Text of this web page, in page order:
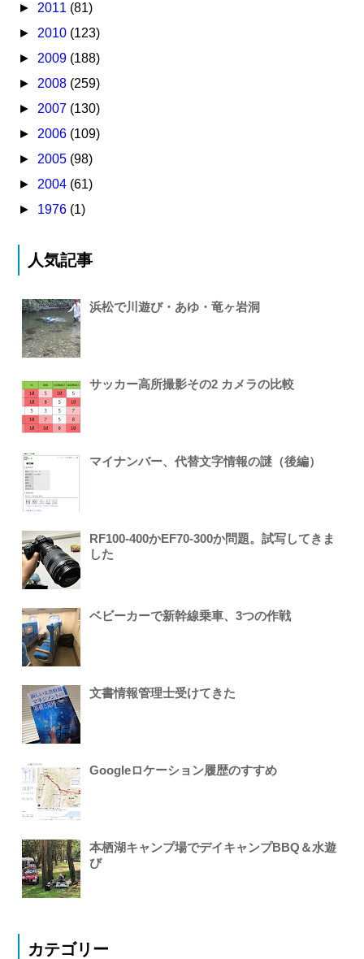
► 2011 (81)
► 2010 (123)
► 2009 (188)
► 2008 (259)
► 2007 (130)
► 2006 (109)
► 2005 (98)
► 2004 (61)
► 1976 (1)
人気記事
浜松で川遊び・あゆ・竜ヶ岩洞
サッカー高所撮影その2 カメラの比較
マイナンバー、代替文字情報の謎（後編）
RF100-400かEF70-300か問題。試写してきま
した
ベビーカーで新幹線乗車、3つの作戦
文書情報管理士受けてきた
Googleロケーション履歴のすすめ
本栖湖キャンプ場でデイキャンプBBQ＆水遊
び
カテゴリー